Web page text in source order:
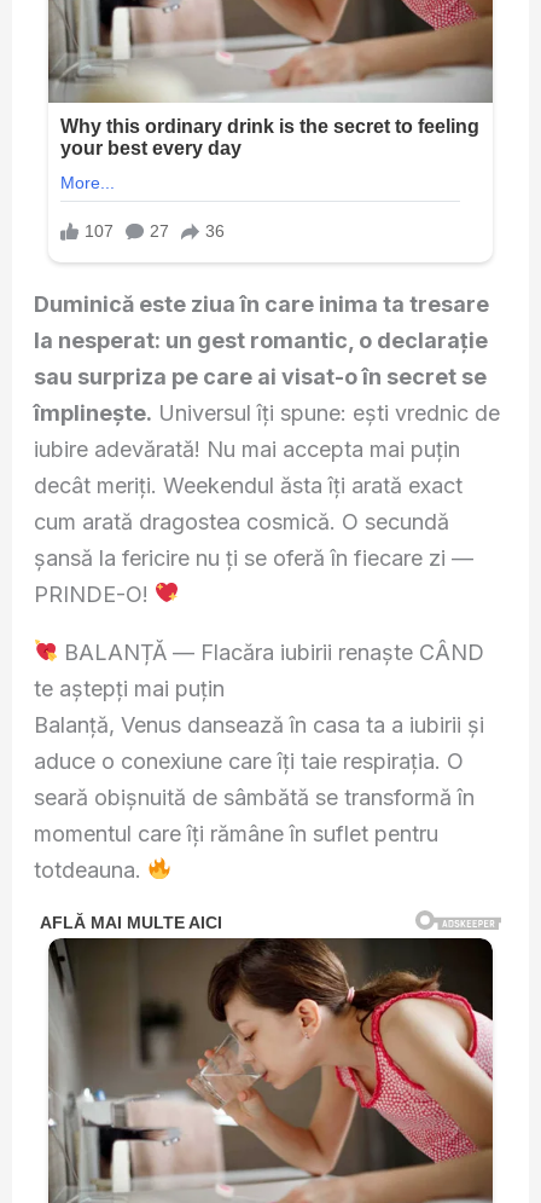
Duminică este ziua în care inima ta tresare
la nesperat: un gest romantic, o declarație
sau surpriza pe care ai visat-o în secret se
împlinește. Universul îți spune: ești vrednic de
iubire adevărată! Nu mai accepta mai puțin
decât meriți. Weekendul ăsta îți arată exact
cum arată dragostea cosmică. O secundă
șansă la fericire nu ți se oferă în fiecare zi —
PRINDE-O!
BALANȚĂ — Flacăra iubirii renaște CÂND
te aștepți mai puțin
Balanță, Venus dansează în casa ta a iubirii și
aduce o conexiune care îți taie respirația. O
seară obișnuită de sâmbătă se transformă în
momentul care îți rămâne în suflet pentru
totdeauna.